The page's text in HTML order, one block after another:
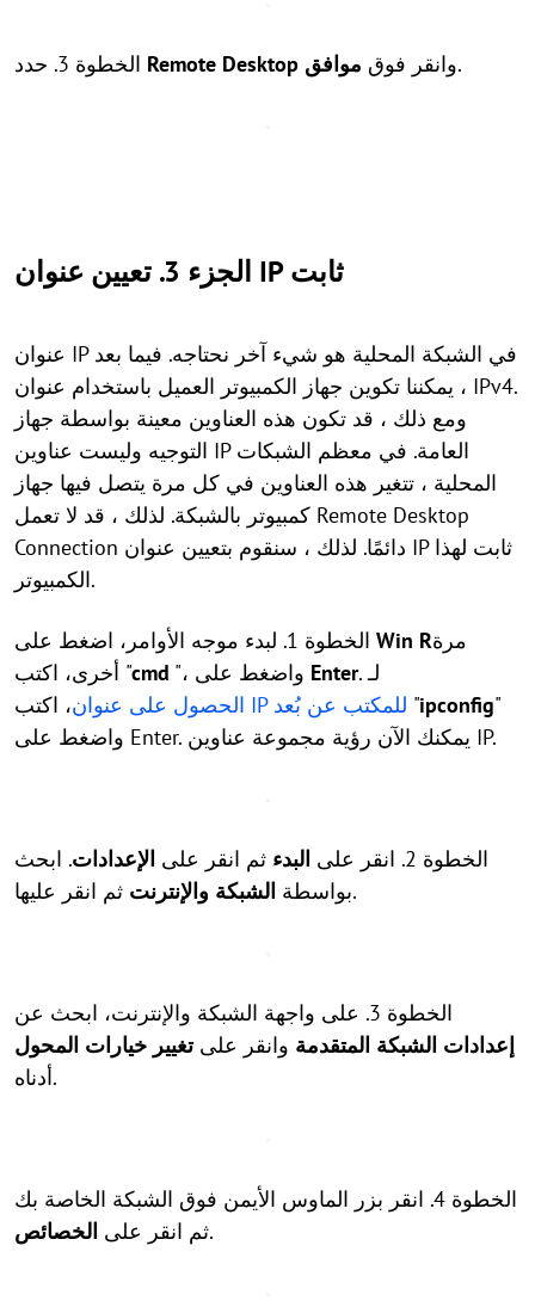
Remote Desktop وانقر فوق موافق .
الجزء 3. تعيين عنوان IP ثابت
عنوان IP في الشبكة المحلية هو شيء آخر نحتاجه. فيما بعد
، يمكننا تكوين جهاز الكمبيوتر العميل باستخدام عنوان IPv4.
ومع ذلك ، قد تكون هذه العناوين معينة بواسطة جهاز
التوجيه وليست عناوين IP العامة. في معظم الشبكات
المحلية ، تتغير هذه العناوين في كل مرة يتصل فيها جهاز
كمبيوتر بالشبكة. لذلك ، قد لا تعمل Remote Desktop
Connection دائمًا. لذلك ، سنقوم بتعيين عنوان IP ثابت لهذا
الكمبيوتر.
Win Rمرة
أخرى، اكتب "cmd Enter . لـ
الحصول على عنوان IP للمكتب عن بُعد ، اكتب "ipconfig"
واضغط على Enter. يمكنك الآن رؤية مجموعة عناوين IP.
الخطوة 2. انقر على البدء ثم انقر على الإعدادات. ابحث
بواسطة الشبكة والإنترنت ثم انقر عليها.
الخطوة 3. على واجهة الشبكة والإنترنت، ابحث عن
إعدادات الشبكة المتقدمة وانقر علىتغيير خيارات المحول
أدناه.
الخطوة 4. انقر بزر الماوس الأيمن فوق الشبكة الخاصة بك
ثم انقر على الخصائص .